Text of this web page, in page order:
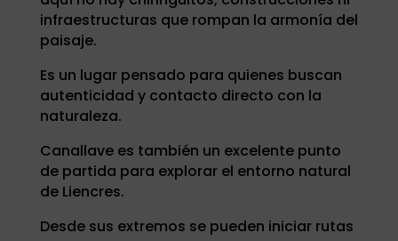
infraestructuras que rompan la armonía del
paisaje.
Es un lugar pensado para quienes buscan
autenticidad y contacto directo con la
naturaleza.
Canallave es también un excelente punto
de partida para explorar el entorno natural
de Liencres.
Desde sus extremos se pueden iniciar rutas